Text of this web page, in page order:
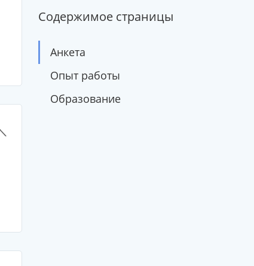
Содержимое страницы
Анкета
Опыт работы
Образование